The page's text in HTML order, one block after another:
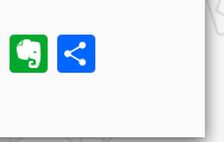
GmailEvernote